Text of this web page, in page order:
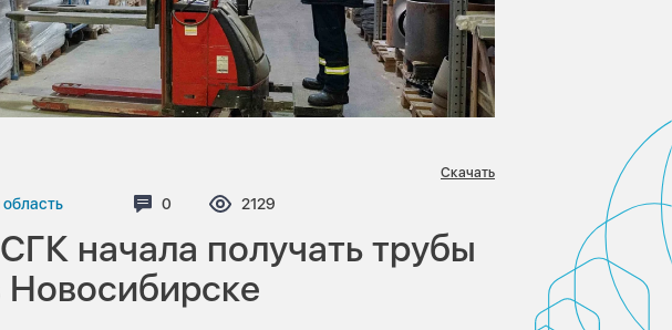
Комментариев:
0 Просмотров:
2129
Скачать
начала получать трубы
Новосибирске